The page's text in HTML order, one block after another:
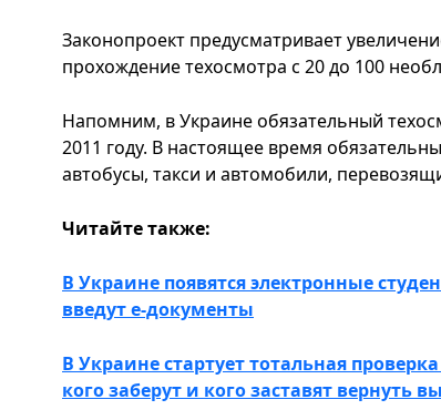
Законопроект предусматривает
прохождение техосмотра с 20 до 100
Напомним, в Украине обязательный
2011 году. В настоящее время
автобусы, такси и автомобили,
Читайте также:
В Украине появятся электронные
введут е-документы
В Украине стартует тотальная
кого заберут и кого заставят вернуть